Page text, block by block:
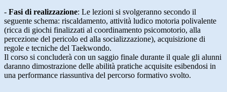
- Fasi di realizzazione: Le lezioni si svolgeranno secondo il
seguente schema: riscaldamento, attività ludico motoria polivalente
(ricca di giochi finalizzati al coordinamento psicomotorio, alla
percezione del pericolo ed alla socializzazione), acquisizione di
regole e tecniche del Taekwondo.
Il corso si concluderà con un saggio finale durante il quale gli alunni
daranno dimostrazione delle abilità pratiche acquisite esibendosi in
una performance riassuntiva del percorso formativo svolto.